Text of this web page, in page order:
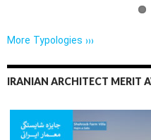
More Typologies ›››
IRANIAN ARCHITECT MERIT